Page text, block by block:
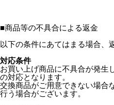
■商品等の不具合による返金
以下の条件にあてはまる場合、
対応条件
お買い上げ商品に不具合が発生
の対応となります。
交換商品がご用意できない場合
行う場合がございます。